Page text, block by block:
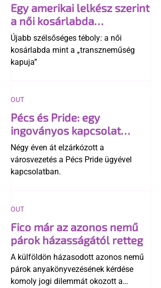
Egy amerikai lelkész szerint
a női kosárlabda
transzneműséghez vezet
Újabb szélsőséges téboly: a női
kosárlabda mint a „transzneműség
kapuja”
Pécs és Pride: egy
ingoványos kapcsolat
története
Négy éven át elzárkózott a
városvezetés a Pécs Pride ügyével
kapcsolatban.
OUT
Fico már az azonos nemű
párok házasságától retteg
A külföldön házasodott azonos nemű
párok anyakönyvezésének kérdése
komoly jogi dilemmát okozott a
OUT